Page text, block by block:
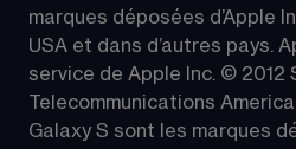
marques déposées d’Apple
USA et dans d’autres pays.
service de Apple Inc. © 2012
Telecommunications
Galaxy S sont les marques